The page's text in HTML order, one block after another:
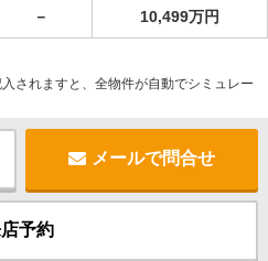
－ 10,499万円
されますと、全物件が自動でシミュレー
メールで問合せ
予約